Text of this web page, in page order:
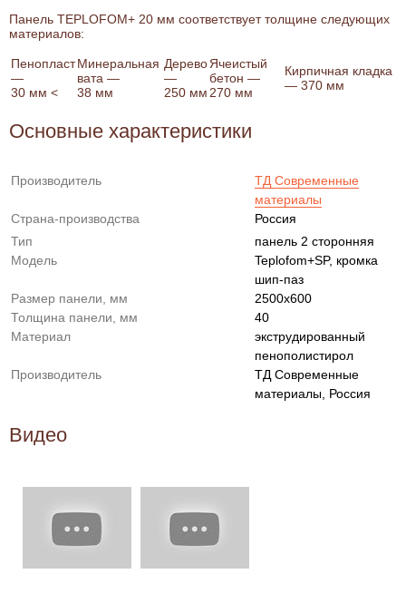
Панель TEPLOFOM+ 20 мм соответствует толщине следующих
материалов:
Пенопласт
—
30 мм <
Минеральная
вата —
38 мм
Дерево
—
250 мм
Ячеистый
бетон —
270 мм
Кирпичная кладка
— 370 мм
Основные характеристики
Производитель
ТД Современные
материалы
Страна-производства
Россия
Тип
панель 2 сторонняя
Модель
Teplofom+SP, кромка
шип-паз
Размер панели, мм
2500x600
Толщина панели, мм
40
Материал
экструдированный
пенополистирол
Производитель
ТД Современные
материалы, Россия
Видео